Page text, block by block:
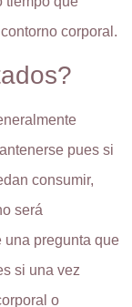
corporal.
pues si
consumir,
será
una pregunta que
si una vez
o